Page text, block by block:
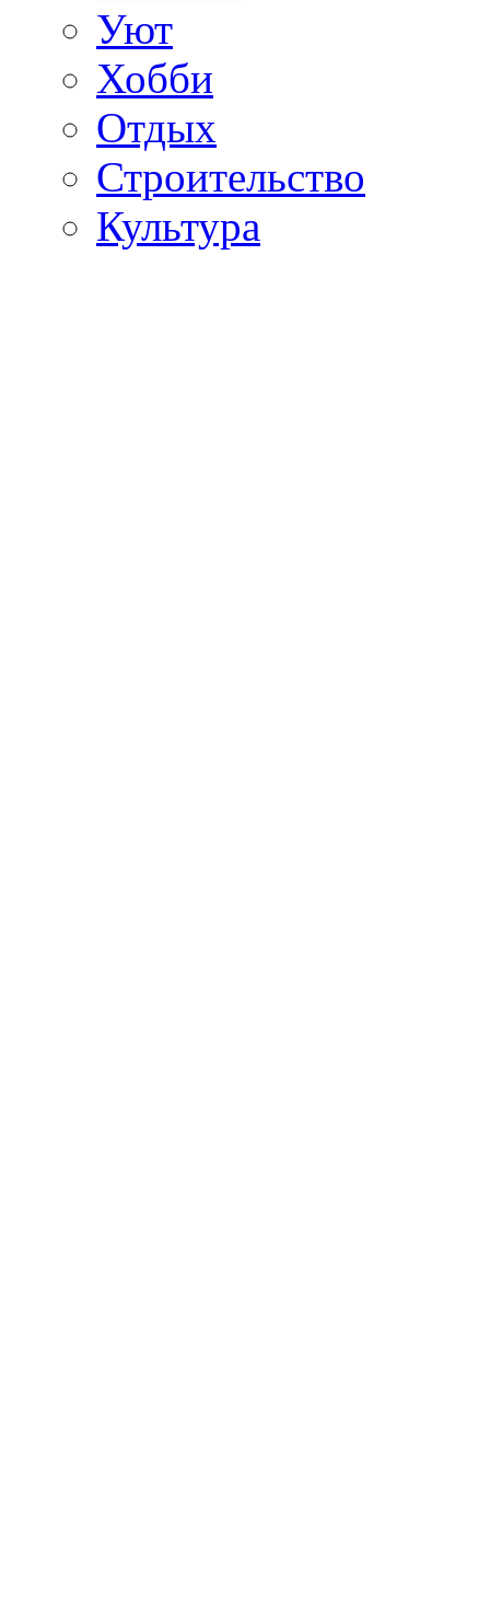
Уют
Хобби
Отдых
Строительство
Культура